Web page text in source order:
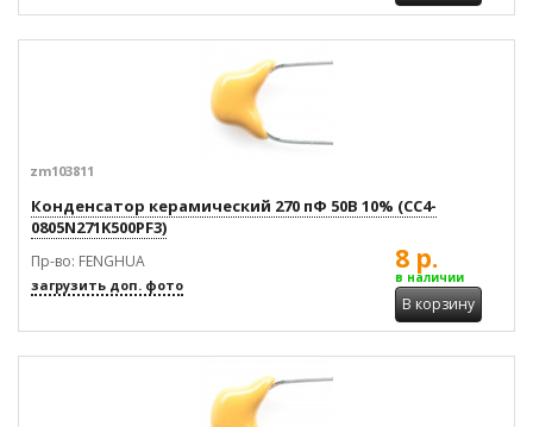
zm103811
Конденсатор керамический 270 пФ 50В 10% (CC4-
0805N271K500PF3)
Пр-во: FENGHUA
загрузить доп. фото
8 р.
в наличии
В корзину